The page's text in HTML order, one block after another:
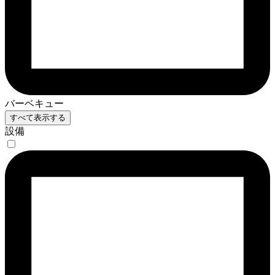
バーベキュー
すべて表示する
設備